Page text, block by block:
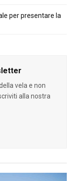
per presentare la
vela e non
alla nostra